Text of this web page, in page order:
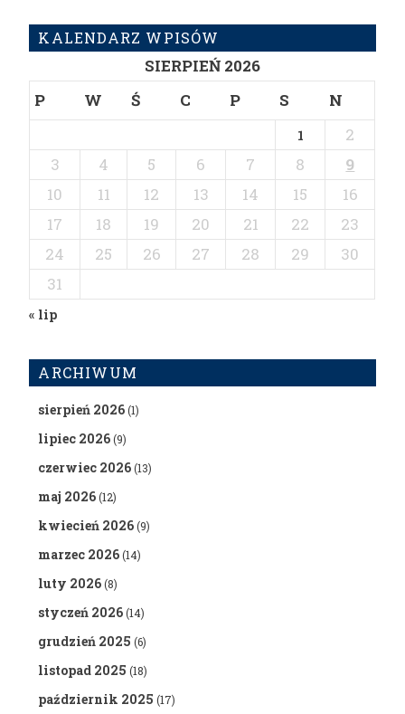
KALENDARZ WPISÓW
SIERPIEŃ 2026
P
W Ś C P S N
1
2
3
4 5 6 7 8
9
10
11 12 13 14 15
16
17
18 19 20 21 22
23
24
25 26 27 28 29
30
31
« lip
ARCHIWUM
sierpień 2026(1)
lipiec 2026(9)
czerwiec 2026(13)
maj 2026(12)
kwiecień 2026(9)
marzec 2026(14)
luty 2026(8)
styczeń 2026(14)
grudzień 2025 (6)
listopad 2025 (18)
październik 2025 (17)